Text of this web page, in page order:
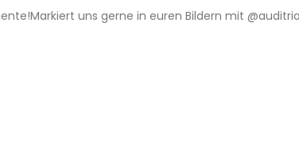
uns gerne in euren Bildern mit